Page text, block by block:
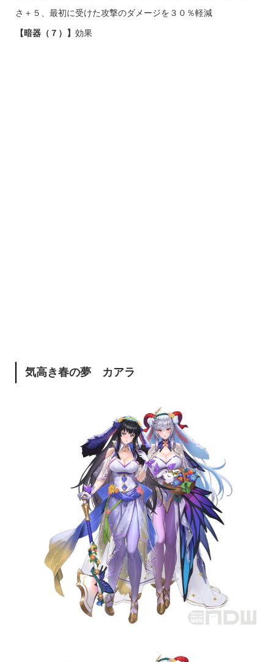
さ＋５、最初に受けた攻撃のダメージを３０％軽減
【暗器（７）】 効果
気高き春の夢 カアラ